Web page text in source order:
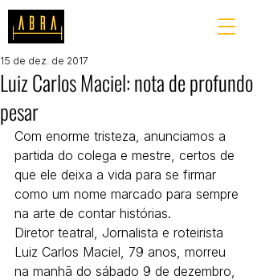
Luiz Carlos Maciel: nota de profundo
pesar
15 de dez. de 2017
Com enorme tristeza, anunciamos a
partida do colega e mestre, certos de
que ele deixa a vida para se firmar
como um nome marcado para sempre
na arte de contar histórias.
Diretor teatral, Jornalista e roteirista
Luiz Carlos Maciel, 79 anos, morreu
na manhã do sábado 9 de dezembro,